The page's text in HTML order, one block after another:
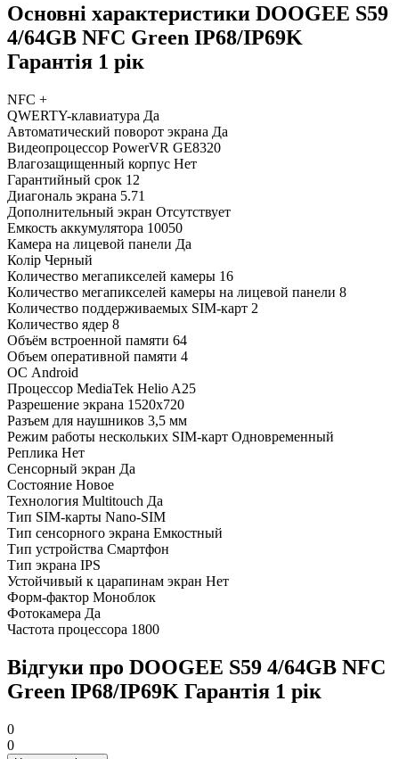
Основні характеристики DOOGEE S59
4/64GB NFC Green IP68/IP69K
Гарантія 1 рік
NFC +
QWERTY-клавиатура Да
Автоматический поворот экрана Да
Видеопроцессор PowerVR GE8320
Влагозащищенный корпус Нет
Гарантийный срок 12
Диагональ экрана 5.71
Дополнительный экран Отсутствует
Емкость аккумулятора 10050
Камера на лицевой панели Да
Колір Черный
Количество мегапикселей камеры 16
Количество мегапикселей камеры на лицевой панели 8
Количество поддерживаемых SIM-карт 2
Количество ядер 8
Объём встроенной памяти 64
Объем оперативной памяти 4
ОС Android
Процессор MediaTek Helio A25
Разрешение экрана 1520х720
Разъем для наушников 3,5 мм
Режим работы нескольких SIM-карт Одновременный
Реплика Нет
Сенсорный экран Да
Состояние Новое
Технология Multitouch Да
Тип SIM-карты Nano-SIM
Тип сенсорного экрана Емкостный
Тип устройства Смартфон
Тип экрана IPS
Устойчивый к царапинам экран Нет
Форм-фактор Моноблок
Фотокамера Да
Частота процессора 1800
Відгуки про DOOGEE S59 4/64GB NFC
Green IP68/IP69K Гарантія 1 рік
0
0